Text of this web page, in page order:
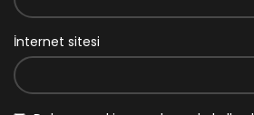
İnternet sitesi